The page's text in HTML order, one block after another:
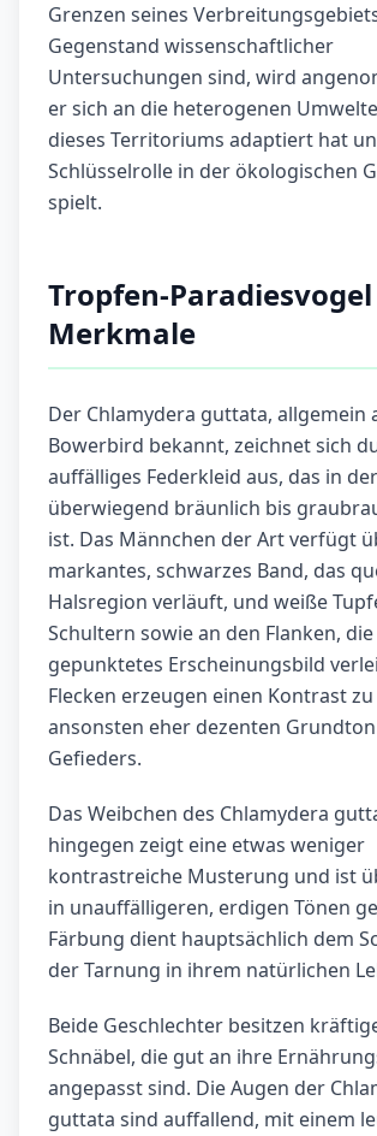
Grenzen seines
Gegenstand wissenschaftlicher
Untersuchungen sind, wird
er sich an die heterogenen
dieses Territoriums adaptiert hat
Schlüsselrolle in der ökologischen
spielt.
Tropfen-
Merkmale
Der Chlamydera guttata, allgemein
Bowerbird bekannt, zeichnet sich
auffälliges Federkleid aus, das in
überwiegend bräunlich bis
ist. Das Männchen der Art verfügt
markantes, schwarzes Band, das
Halsregion verläuft, und weiße
Schultern sowie an den Flanken,
gepunktetes Erscheinungsbild
Flecken erzeugen einen Kontrast
ansonsten eher dezenten
Gefieders.
Das Weibchen des Chlamydera
hingegen zeigt eine etwas weniger
kontrastreiche Musterung und ist
in unauffälligeren, erdigen Tönen
Färbung dient hauptsächlich dem
der Tarnung in ihrem natürlichen
Beide Geschlechter besitzen
Schnäbel, die gut an ihre
angepasst sind. Die Augen der
guttata sind auffallend, mit einem